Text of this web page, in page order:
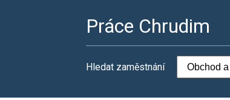
Práce Chrudim
Hledat zaměstnání